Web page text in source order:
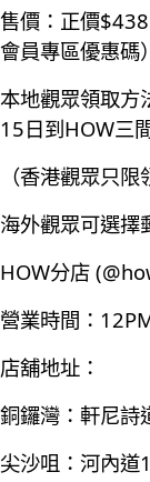
售價：正價
會員專區優惠碼）
本地觀眾領取
15日到HOW三
（香港觀眾只限
海外觀眾可選擇
HOW分店
營業時間：
店舖地址：
銅鑼灣：軒尼
尖沙咀：河內